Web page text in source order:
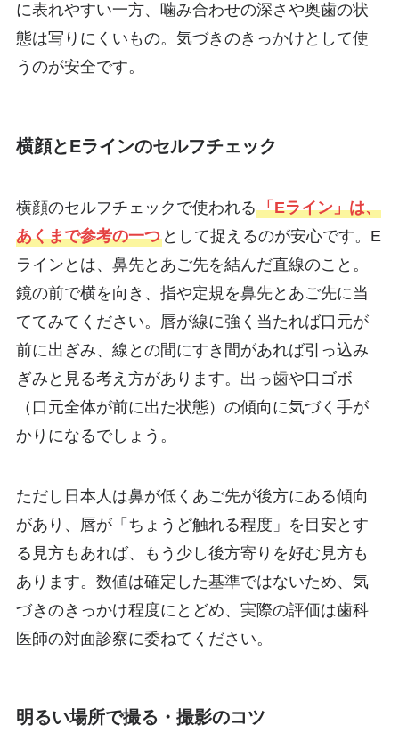
に表れやすい一方、噛み合わせの深さや奥歯の状
態は写りにくいもの。気づきのきっかけとして使
うのが安全です。
横顔とEラインのセルフチェック
横顔のセルフチェックで使われる「Eライン」は、
あくまで参考の一つとして捉えるのが安心です。E
ラインとは、鼻先とあご先を結んだ直線のこと。
鏡の前で横を向き、指や定規を鼻先とあご先に当
ててみてください。唇が線に強く当たれば口元が
前に出ぎみ、線との間にすき間があれば引っ込み
ぎみと見る考え方があります。出っ歯や口ゴボ
（口元全体が前に出た状態）の傾向に気づく手が
かりになるでしょう。
ただし日本人は鼻が低くあご先が後方にある傾向
があり、唇が「ちょうど触れる程度」を目安とす
る見方もあれば、もう少し後方寄りを好む見方も
あります。数値は確定した基準ではないため、気
づきのきっかけ程度にとどめ、実際の評価は歯科
医師の対面診察に委ねてください。
明るい場所で撮る・撮影のコツ